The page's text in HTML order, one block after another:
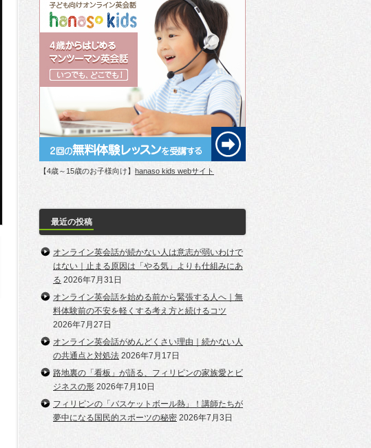
【4歳～15歳のお子様向け】 hanaso kids webサイト
最近の投稿
オンライン英会話が続かない人は意志が弱いわけで
はない｜止まる原因は「やる気」よりも仕組みにあ
る 2026年7月31日
オンライン英会話を始める前から緊張する人へ｜無
料体験前の不安を軽くする考え方と続けるコツ
2026年7月27日
オンライン英会話がめんどくさい理由｜続かない人
の共通点と対処法 2026年7月17日
路地裏の「看板」が語る、フィリピンの家族愛とビ
ジネスの形 2026年7月10日
フィリピンの「バスケットボール熱」！講師たちが
夢中になる国民的スポーツの秘密 2026年7月3日